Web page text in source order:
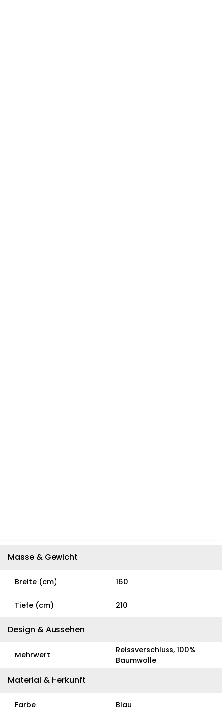
Masse & Gewicht
Breite (cm) 160
Tiefe (cm) 210
Design & Aussehen
Mehrwert
Reissverschluss, 100%
Baumwolle
Material & Herkunft
Farbe Blau